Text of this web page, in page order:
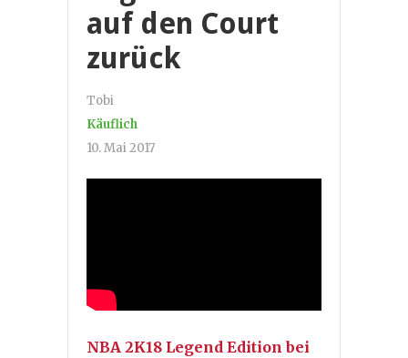
auf den Court
zurück
Tobi
Käuflich
10. Mai 2017
NBA 2K18 Legend Edition bei